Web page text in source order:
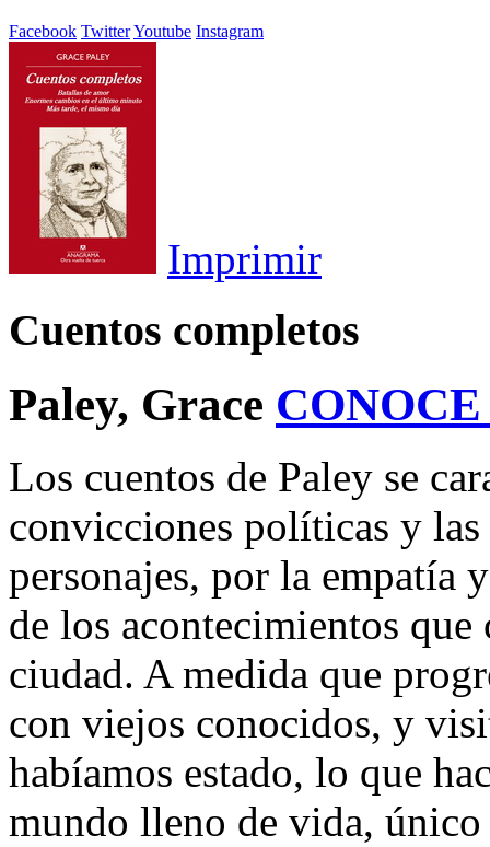
Facebook TwitterYoutube Instagram
Imprimir
Cuentos completos
Paley, Grace
Los cuentos de Paley se
convicciones políticas y las
personajes, por la empatía
de los acontecimientos
ciudad. A medida que
con viejos conocidos, y
habíamos estado, lo que
mundo lleno de vida,